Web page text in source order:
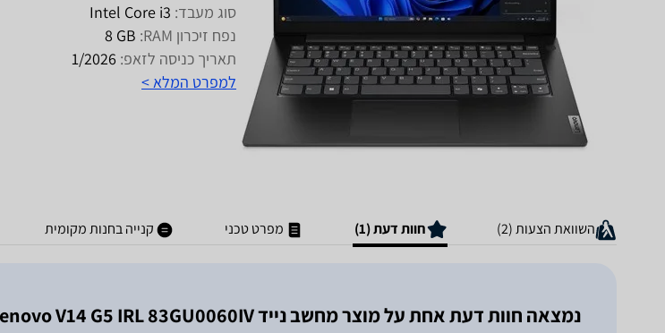
סוג מעבד: Intel Core i3
נפח זיכרון RAM:
GB‏ 8
תאריך כניסה לזאפ: 1/2026
למפרט המלא >
השוואת הצעות (2) חוות דעת (1) מפרט טכני קנייה בחנות מקומית
נמצאה חוות דעת אחת על מוצר מחשב נייד Lenovo V14 G5 IRL 83GU0060IV לנובו